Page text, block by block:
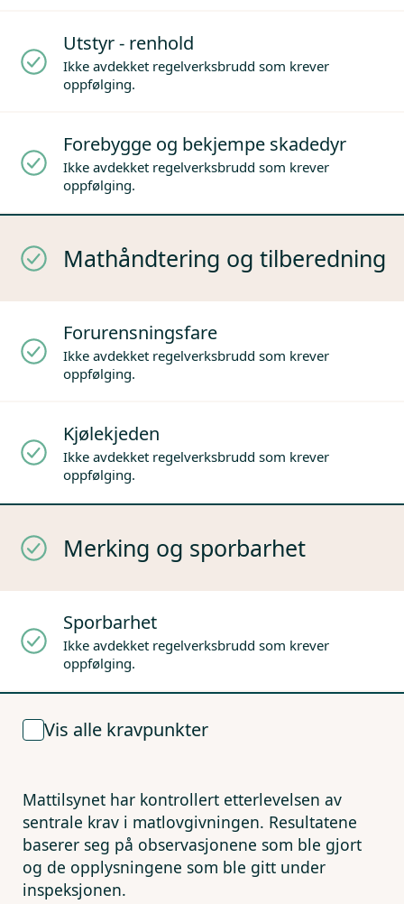
Utstyr - renhold
Ikke avdekket regelverksbrudd som krever
oppfølging.
Forebygge og bekjempe skadedyr
Ikke avdekket regelverksbrudd som krever
oppfølging.
Mathåndtering og tilberedning
Forurensningsfare
Ikke avdekket regelverksbrudd som krever
oppfølging.
Kjølekjeden
Ikke avdekket regelverksbrudd som krever
oppfølging.
Merking og sporbarhet
Sporbarhet
Ikke avdekket regelverksbrudd som krever
oppfølging.
Vis alle kravpunkter
Mattilsynet har kontrollert etterlevelsen av
sentrale krav i matlovgivningen. Resultatene
baserer seg på observasjonene som ble gjort
og de opplysningene som ble gitt under
inspeksjonen.